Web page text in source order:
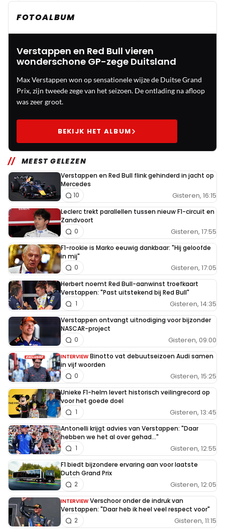
FOTOALBUM
Verstappen en Red Bull vieren
wonderschone GP-zege Duitsland
Max Verstappen won op sensationele wijze de Duitse Grand
Prix, zijn tweede zege van het seizoen. De ontlading na afloop
was zeer groot.
BEKIJK HET ALBUM
MEEST GELEZEN
Verstappen en Red Bull flink gehinderd in jacht op
Mercedes
Gisteren, 16:15
10
Leclerc trekt parallellen tussen nieuw F1-circuit en
Zandvoort
Gisteren, 17:55
0
F1-rookie is Marko eeuwig dankbaar: "Hij geloofde
in mij"
Gisteren, 17:05
0
Herbert noemt Red Bull-aanwinst troefkaart
Verstappen: "Past uitstekend bij Red Bull"
Gisteren, 14:35
1
Verstappen ontvangt uitnodiging voor bijzonder
NASCAR-project
Gisteren, 09:00
0
INTERVIEW Binotto vat debuutseizoen Audi samen
in vijf woorden
Gisteren, 15:25
0
Unieke F1-helm levert historisch veilingrecord op
voor het goede doel
Gisteren, 13:45
1
Antonelli krijgt advies van Verstappen: "Daar
hebben we het al over gehad..."
Gisteren, 12:55
1
F1 biedt bijzondere ervaring aan voor laatste
Dutch Grand Prix
Gisteren, 12:05
2
INTERVIEW Verschoor onder de indruk van
Verstappen: "Daar heb ik heel veel respect voor"
Gisteren, 11:15
2